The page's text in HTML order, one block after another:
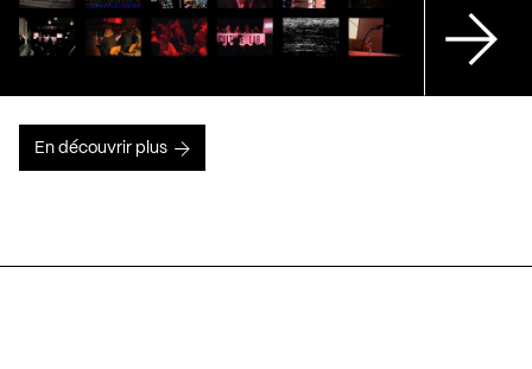
En découvrir plus